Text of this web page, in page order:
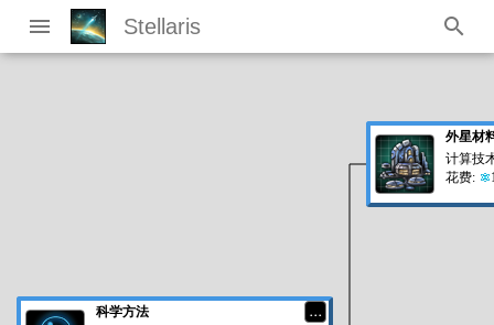
Stellaris
外星材
计算技
花费:
科学方法
…